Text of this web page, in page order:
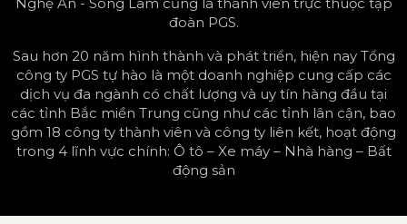
đoàn PGS.
Sau hơn 20 năm hình thành và phát triển, hiện nay Tổng
công ty PGS tự hào là một doanh nghiệp cung cấp các
dịch vụ đa ngành có chất lượng và uy tín hàng đầu tại
các tỉnh Bắc miền Trung cũng như các tỉnh lân cận, bao
gồm 18 công ty thành viên và công ty liên kết, hoạt động
trong 4 lĩnh vực chính: Ô tô – Xe máy – Nhà hàng – Bất
động sản